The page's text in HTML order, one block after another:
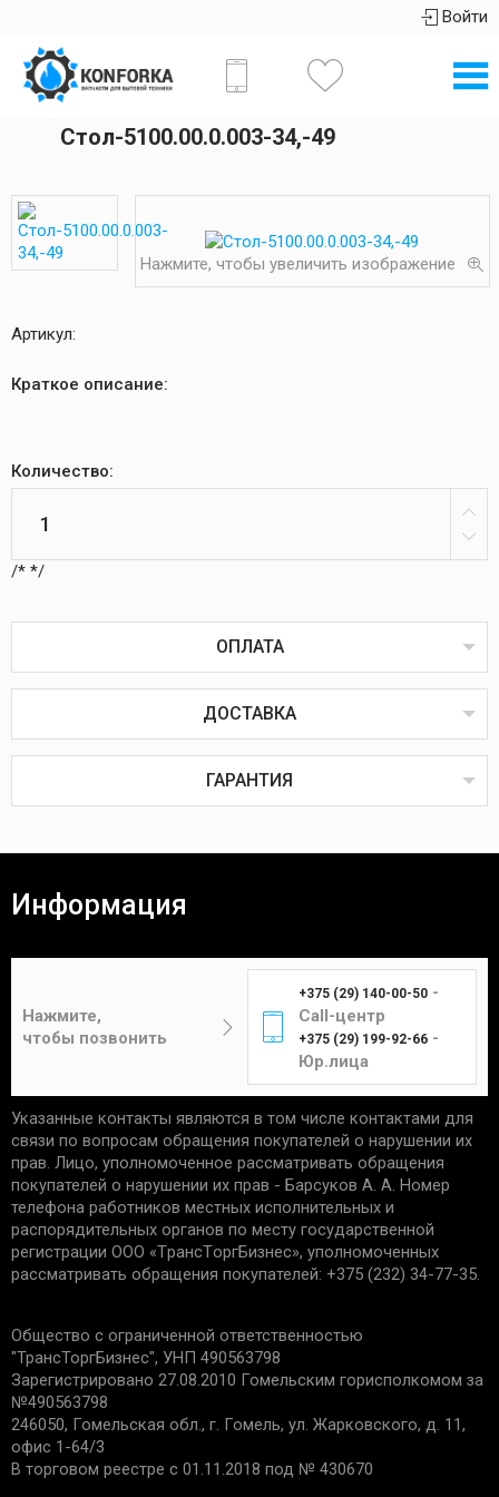
Войти
Стол-5100.00.0.003-34,-49
Нажмите, чтобы увеличить изображение
Артикул:
Краткое описание:
Количество:
/* */
ОПЛАТА
онлайн или через терминал в пунктах выдачи,
наличным или безналичным расчётом, через
ДОСТАВКА
среднем занимает 3-7 дней.
Цена составит от 4 до 12 рублей в
зависимости от габаритов и веса изделия.
Курьер
Доставка товаров курьером
осуществляется по будням с 10:00 до 22:00.
Гомель - 6 рублей
Могилев - 6 рублей
Светлогорск - 6 рублей
Речица - 6 рублей
ГАРАНТИЯ
Покупатель вправе вернуть товар в течение 14
необходимы:
отсутствие следов установки;
чек, подтверждающий приобретение;
Единственным подтверждением установки товара
является акт выполненных работ с названием
услуги и устанавливаемой детали. Гарантийные
обязательства не распространяются:
на запчасти со следами механических
повреждений.
воздействий, нарушения правил установки/
хранения;
на дефекты из-за износа деталей, в срок
установленный производителем;
если причиной поломки стала
Информация
Нажмите,
чтобы позвонить
+375 (29) 140-00-50 -
Call-центр
+375 (29) 199-92-66 -
Юр.лица
Указанные контакты являются в том числе контактами для
связи по вопросам обращения покупателей о нарушении их
прав. Лицо, уполномоченное рассматривать обращения
покупателей о нарушении их прав - Барсуков А. А. Номер
телефона работников местных исполнительных и
распорядительных органов по месту государственной
регистрации ООО «TрaнcТopгБизнec», уполномоченных
рассматривать обращения покупателей: +375 (232) 34-77-35.
Общество с ограниченной ответственностью
"ТрансТоргБизнес", УНП 490563798
Зарегистрировано 27.08.2010 Гомельским горисполкомом за
№490563798
246050, Гомельская обл., г. Гомель, ул. Жарковского, д. 11,
офис 1-64/3
В торговом реестре с 01.11.2018 под № 430670